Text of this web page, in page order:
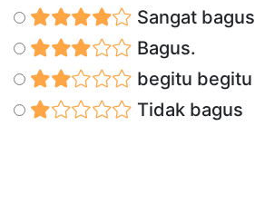
Sangat bagus
Bagus.
begitu begitu
Tidak bagus